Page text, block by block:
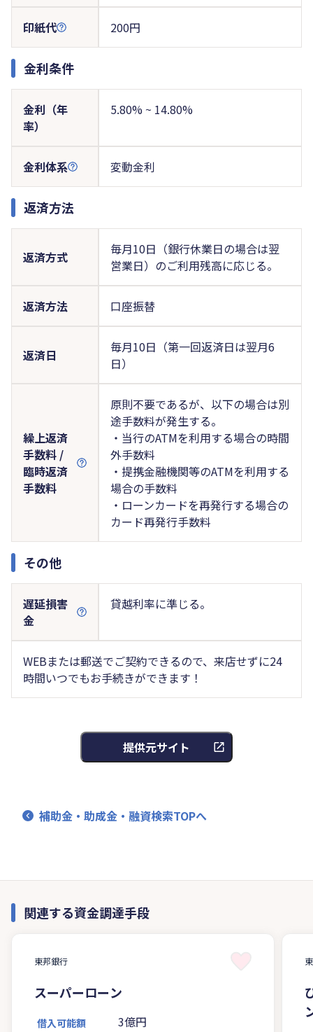
印紙代 200円
金利条件
金利（年
率）
5.80% ~ 14.80%
金利体系 変動金利
返済方法
返済方式
毎月10日（銀行休業日の場合は翌
営業日）のご利用残高に応じる。
返済方法 口座振替
返済日
毎月10日（第一回返済日は翌月6
日）
繰上返済
手数料 /
臨時返済
手数料
原則不要であるが、以下の場合は別
途手数料が発生する。
・当行のATMを利用する場合の時間
外手数料
・提携金融機関等のATMを利用する
場合の手数料
・ローンカードを再発行する場合の
カード再発行手数料
その他
遅延損害
金
貸越利率に準じる。
WEBまたは郵送でご契約できるので、来店せずに24
時間いつでもお手続きができます！
提供元サイト
補助金・助成金・融資検索TOPへ
関連する資金調達手段
東邦銀行
スーパーローン
借入可能額 3億円